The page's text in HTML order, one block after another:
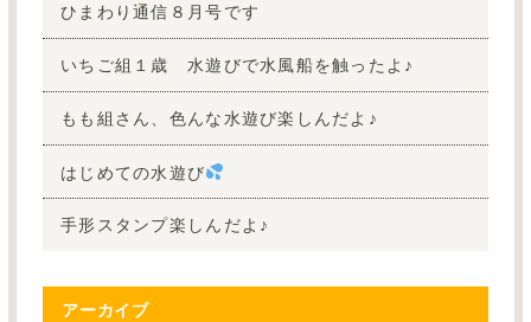
ひまわり通信８月号です
いちご組１歳 水遊びで水風船を触ったよ♪
もも組さん、色んな水遊び楽しんだよ♪
はじめての水遊び
手形スタンプ楽しんだよ♪
アーカイブ